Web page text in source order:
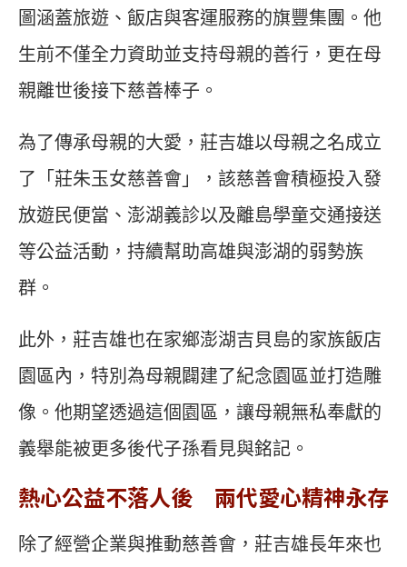
圖涵蓋旅遊、飯店與客運服務的旗豐集團。他
生前不僅全力資助並支持母親的善行，更在母
親離世後接下慈善棒子。
為了傳承母親的大愛，莊吉雄以母親之名成立
了「莊朱玉女慈善會」，該慈善會積極投入發
放遊民便當、澎湖義診以及離島學童交通接送
等公益活動，持續幫助高雄與澎湖的弱勢族
群。
此外，莊吉雄也在家鄉澎湖吉貝島的家族飯店
園區內，特別為母親闢建了紀念園區並打造雕
像。他期望透過這個園區，讓母親無私奉獻的
義舉能被更多後代子孫看見與銘記。
熱心公益不落人後 兩代愛心精神永存
除了經營企業與推動慈善會，莊吉雄長年來也